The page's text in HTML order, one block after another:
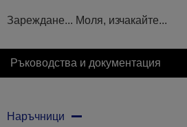
Зареждане... Моля, изчакайте...
Ръководства и документация
Наръчници